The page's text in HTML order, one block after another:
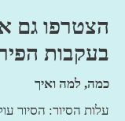
הצטרפו גם
בעקבות
כמה, למה ואיך
עלות הסיור: הסיור עולה 45 אירו